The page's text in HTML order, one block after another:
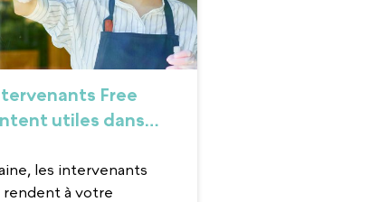
Free
utiles dans
les intervenants
rendent à votre